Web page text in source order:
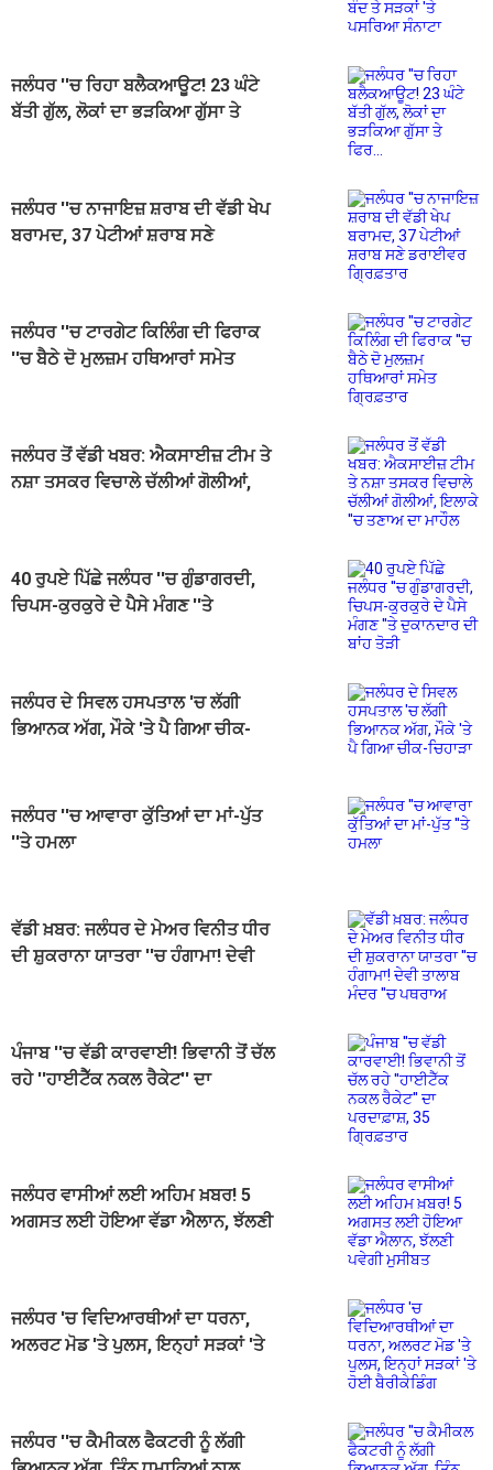
ਜਲੰਧਰ ''ਚ ਰਿਹਾ ਬਲੈਕਆਊਟ! 23 ਘੰਟੇ
ਬੱਤੀ ਗੁੱਲ, ਲੋਕਾਂ ਦਾ ਭੜਕਿਆ ਗੁੱਸਾ ਤੇ
ਜਲੰਧਰ ''ਚ ਨਾਜਾਇਜ਼ ਸ਼ਰਾਬ ਦੀ ਵੱਡੀ ਖੇਪ
ਬਰਾਮਦ, 37 ਪੇਟੀਆਂ ਸ਼ਰਾਬ ਸਣੇ
ਜਲੰਧਰ ''ਚ ਟਾਰਗੇਟ ਕਿਲਿੰਗ ਦੀ ਫਿਰਾਕ
''ਚ ਬੈਠੇ ਦੋ ਮੁਲਜ਼ਮ ਹਥਿਆਰਾਂ ਸਮੇਤ
ਜਲੰਧਰ ਤੋਂ ਵੱਡੀ ਖਬਰ: ਐਕਸਾਈਜ਼ ਟੀਮ ਤੇ
ਨਸ਼ਾ ਤਸਕਰ ਵਿਚਾਲੇ ਚੱਲੀਆਂ ਗੋਲੀਆਂ,
40 ਰੁਪਏ ਪਿੱਛੇ ਜਲੰਧਰ ''ਚ ਗੁੰਡਾਗਰਦੀ,
ਚਿਪਸ-ਕੁਰਕੁਰੇ ਦੇ ਪੈਸੇ ਮੰਗਣ ''ਤੇ
ਜਲੰਧਰ ਦੇ ਸਿਵਲ ਹਸਪਤਾਲ 'ਚ ਲੱਗੀ
ਭਿਆਨਕ ਅੱਗ, ਮੌਕੇ 'ਤੇ ਪੈ ਗਿਆ ਚੀਕ-
ਜਲੰਧਰ ''ਚ ਆਵਾਰਾ ਕੁੱਤਿਆਂ ਦਾ ਮਾਂ-ਪੁੱਤ
''ਤੇ ਹਮਲਾ
ਵੱਡੀ ਖ਼ਬਰ: ਜਲੰਧਰ ਦੇ ਮੇਅਰ ਵਿਨੀਤ ਧੀਰ
ਦੀ ਸ਼ੁਕਰਾਨਾ ਯਾਤਰਾ ''ਚ ਹੰਗਾਮਾ! ਦੇਵੀ
ਪੰਜਾਬ ''ਚ ਵੱਡੀ ਕਾਰਵਾਈ! ਭਿਵਾਨੀ ਤੋਂ ਚੱਲ
ਰਹੇ ''ਹਾਈਟੈੱਕ ਨਕਲ ਰੈਕੇਟ'' ਦਾ
ਜਲੰਧਰ ਵਾਸੀਆਂ ਲਈ ਅਹਿਮ ਖ਼ਬਰ! 5
ਅਗਸਤ ਲਈ ਹੋਇਆ ਵੱਡਾ ਐਲਾਨ, ਝੱਲਣੀ
ਜਲੰਧਰ 'ਚ ਵਿਦਿਆਰਥੀਆਂ ਦਾ ਧਰਨਾ,
ਅਲਰਟ ਮੋਡ 'ਤੇ ਪੁਲਸ, ਇਨ੍ਹਾਂ ਸੜਕਾਂ 'ਤੇ
ਜਲੰਧਰ ''ਚ ਕੈਮੀਕਲ ਫੈਕਟਰੀ ਨੂੰ ਲੱਗੀ